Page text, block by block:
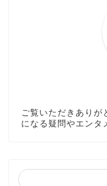
ご覧いただきありが
になる疑問やエンタ